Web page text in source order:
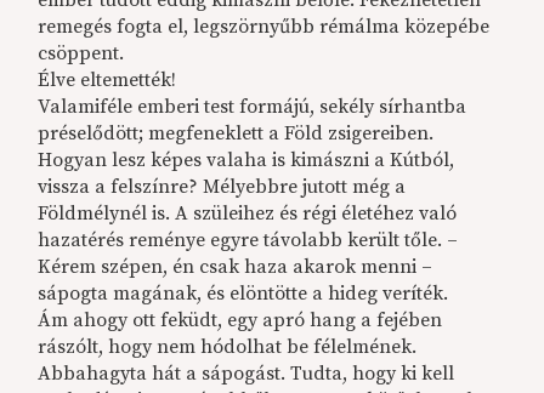
remegés fogta el, legszörnyűbb rémálma közepébe
csöppent.
Élve eltemették!
Valamiféle emberi test formájú, sekély sírhantba
préselődött; megfeneklett a Föld zsigereiben.
Hogyan lesz képes valaha is kimászni a Kútból,
vissza a felszínre? Mélyebbre jutott még a
Földmélynél is. A szüleihez és régi életéhez való
hazatérés reménye egyre távolabb került tőle. –
Kérem szépen, én csak haza akarok menni –
sápogta magának, és elöntötte a hideg veríték.
Ám ahogy ott feküdt, egy apró hang a fejében
rászólt, hogy nem hódolhat be félelmének.
Abbahagyta hát a sápogást. Tudta, hogy ki kell